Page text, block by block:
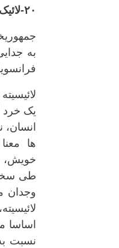
۲۰-لائیک کردن دولت و جمهوریخواه کردن جامعه الویت است
به
خویش،
طی
وجدان
اساسا
نسبت